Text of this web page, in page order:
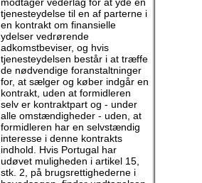
modtager vederlag for at yde en
tjenesteydelse til en af parterne i
en kontrakt om finansielle
ydelser vedrørende
adkomstbeviser, og hvis
tjenesteydelsen består i at træffe
de nødvendige foranstaltninger
for, at sælger og køber indgår en
kontrakt, uden at formidleren
selv er kontraktpart og - under
alle omstændigheder - uden, at
formidleren har en selvstændig
interesse i denne kontrakts
indhold. Hvis Portugal har
udøvet muligheden i artikel 15,
stk. 2, på brugsrettighederne i